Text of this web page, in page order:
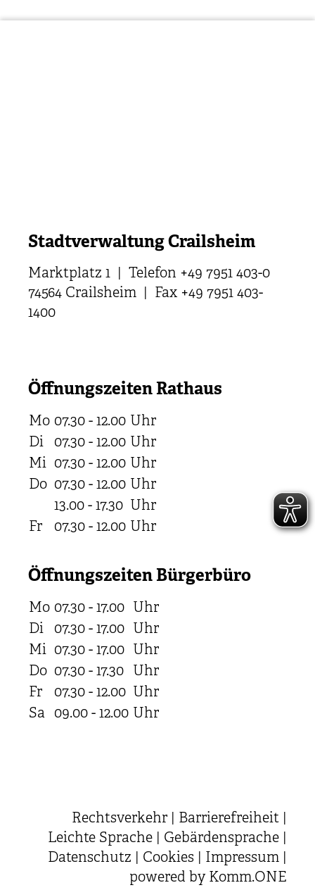
Stadtverwaltung Crailsheim
Marktplatz 1 | Telefon +49 7951 403-0
74564 Crailsheim | Fax +49 7951 403-
1400
Öffnungszeiten Rathaus
Mo 07.30 - 12.00 Uhr
Di
07.30 - 12.00 Uhr
Mi 07.30 - 12.00 Uhr
Do 07.30 - 12.00 Uhr
13.00 - 17.30 Uhr
Fr
07.30 - 12.00 Uhr
Öffnungszeiten Bürgerbüro
Mo 07.30 - 17.00 Uhr
Di
07.30 - 17.00 Uhr
Mi 07.30 - 17.00 Uhr
Do 07.30 - 17.30 Uhr
Fr
07.30 - 12.00 Uhr
Sa 09.00 - 12.00 Uhr
Rechtsverkehr Barrierefreiheit
Leichte Sprache
Gebärdensprache
Datenschutz
Cookies Impressum
powered by Komm.ONE